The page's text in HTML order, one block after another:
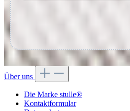
Über uns
Die Marke stulle®
Kontaktformular